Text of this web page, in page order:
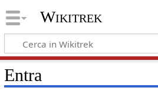
Wikitrek
Entra